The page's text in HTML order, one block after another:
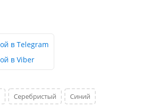
в Telegram
в Viber
Серебристый Синий